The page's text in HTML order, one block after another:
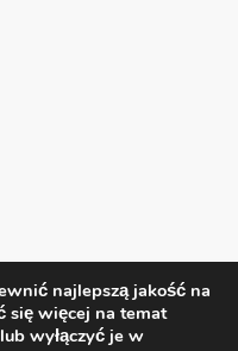
Malczyk
najlepszą jakość na
się więcej na temat
wyłączyć je w